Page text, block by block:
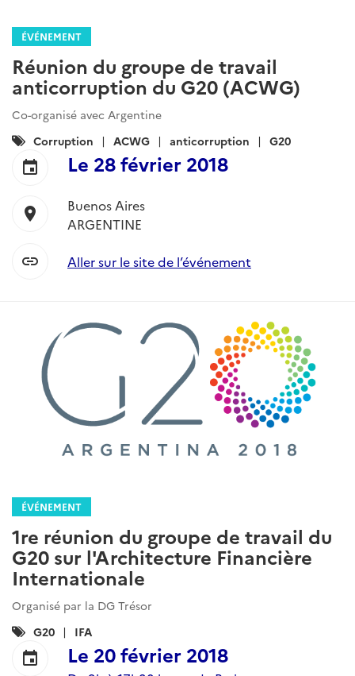
ÉVÉNEMENT
Réunion du groupe de travail
anticorruption du G20 (ACWG)
Co-organisé avec Argentine
Catégories
:
Corruption ACWG anticorruption G20
event Le 28 février 2018
location_on
Buenos Aires
ARGENTINE
link Aller sur le site de l’événement
ÉVÉNEMENT
1re réunion du groupe de travail du
G20 sur l'Architecture Financière
Internationale
Organisé par la DG Trésor
Catégories
:
G20 IFA
event Le 20 février 2018